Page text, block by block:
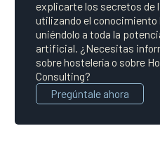
explicarte los secretos de
utilizando el conocimiento
uniéndolo a toda la
artificial. ¿Necesitas
sobre hostelería o sobre
Consulting?
Pregúntale ahora